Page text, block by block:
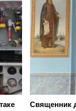
Священник